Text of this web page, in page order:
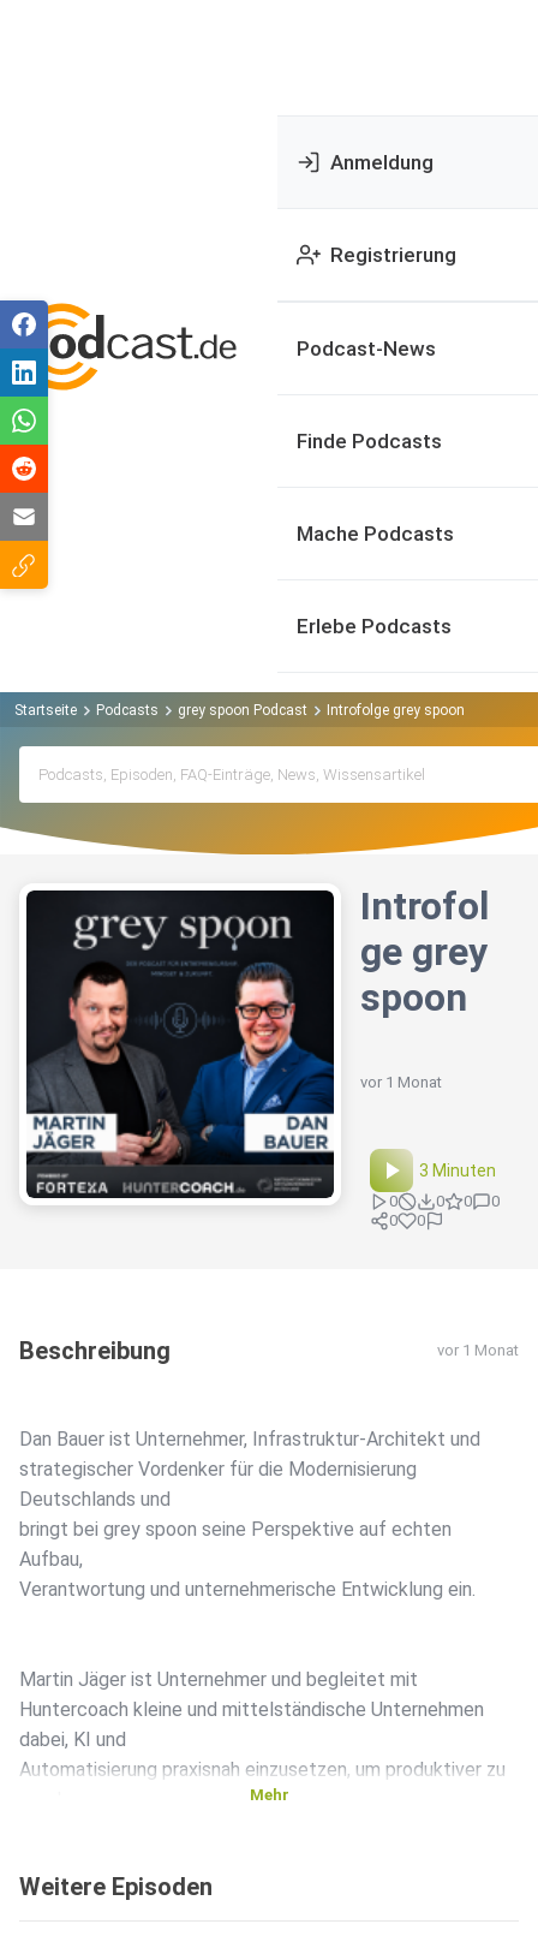
Anmeldung
Registrierung
Podcast-News
Finde Podcasts
Mache Podcasts
Erlebe Podcasts
Startseite Podcasts grey spoon Podcast Introfolge grey spoon
Introfol
ge grey
spoon
vor 1 Monat
3 Minuten
0 0 0
0
0
0
Beschreibung vor 1 Monat
Dan Bauer ist Unternehmer, Infrastruktur-Architekt und
strategischer Vordenker für die Modernisierung
Deutschlands und
bringt bei grey spoon seine Perspektive auf echten
Aufbau,
Verantwortung und unternehmerische Entwicklung ein.
Martin Jäger ist Unternehmer und begleitet mit
Huntercoach kleine und mittelständische Unternehmen
dabei, KI und
Automatisierung praxisnah einzusetzen, um produktiver zu
Mehr
Weitere Episoden